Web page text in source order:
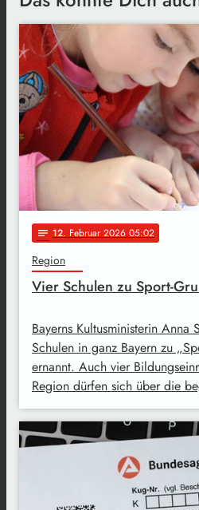
notes 12. Februar 2026 05:02
Region
Vier Schulen zu Sport-
Bayerns Kultusministerin
Schulen in ganz Bayern zu
ernannt. Auch vier
Region dürfen sich über die